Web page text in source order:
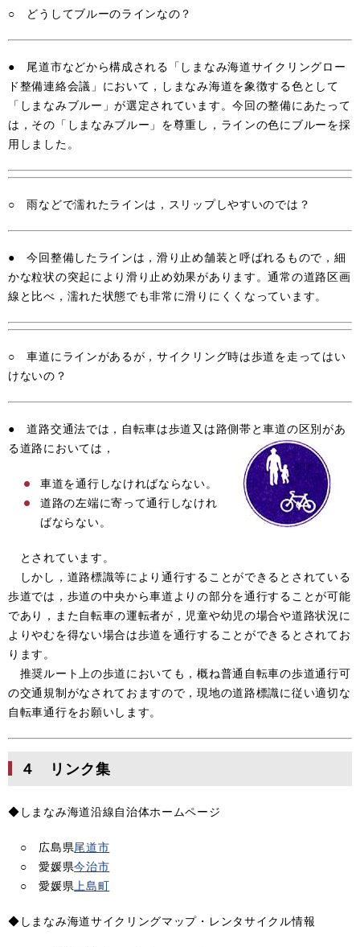
○ どうしてブルーのラインなの？
● 尾道市などから構成される「しまなみ海道サイクリングロー
ド整備連絡会議」において，しまなみ海道を象徴する色として
「しまなみブルー」が選定されています。今回の整備にあたって
は，その「しまなみブルー」を尊重し，ラインの色にブルーを採
用しました。
○ 雨などで濡れたラインは，スリップしやすいのでは？
● 今回整備したラインは，滑り止め舗装と呼ばれるもので，細
かな粒状の突起により滑り止め効果があります。通常の道路区画
線と比べ，濡れた状態でも非常に滑りにくくなっています。
○ 車道にラインがあるが，サイクリング時は歩道を走ってはい
けないの？
● 道路交通法では，自転車は歩道又は路側帯と車道の区別があ
る道路においては，
車道を通行しなければならない。
道路の左端に寄って通行しなけれ
ばならない。
とされています。
しかし，道路標識等により通行することができるとされている
歩道では，歩道の中央から車道よりの部分を通行することが可能
であり，また自転車の運転者が，児童や幼児の場合や道路状況に
よりやむを得ない場合は歩道を通行することができるとされてお
ります。
推奨ルート上の歩道においても，概ね普通自転車の歩道通行可
の交通規制がなされておますので，現地の道路標識に従い適切な
自転車通行をお願いします。
４ リンク集
◆しまなみ海道沿線自治体ホームページ
○ 広島県尾道市
○ 愛媛県今治市
○ 愛媛県 上島町
◆しまなみ海道サイクリングマップ・レンタサイクル情報